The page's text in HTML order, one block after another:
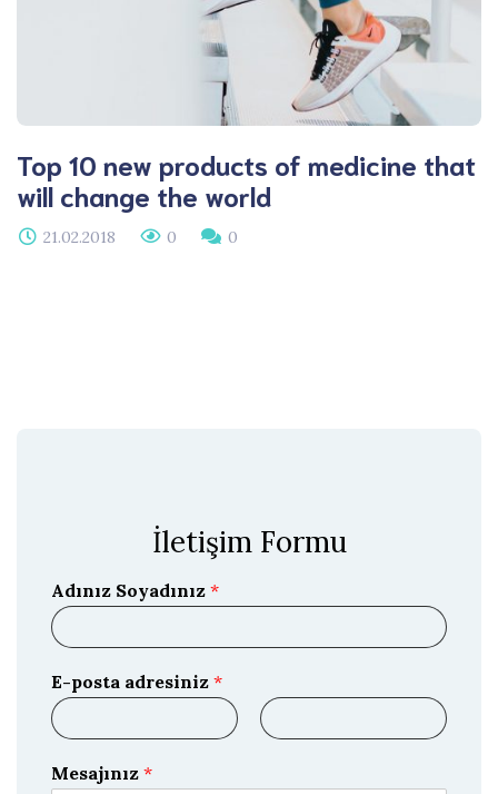
Top 10 new products of medicine that
will change the world
21.02.2018 0 0
İletişim Formu
Adınız Soyadınız *
E-posta adresiniz *
-
p
Mesajınız *